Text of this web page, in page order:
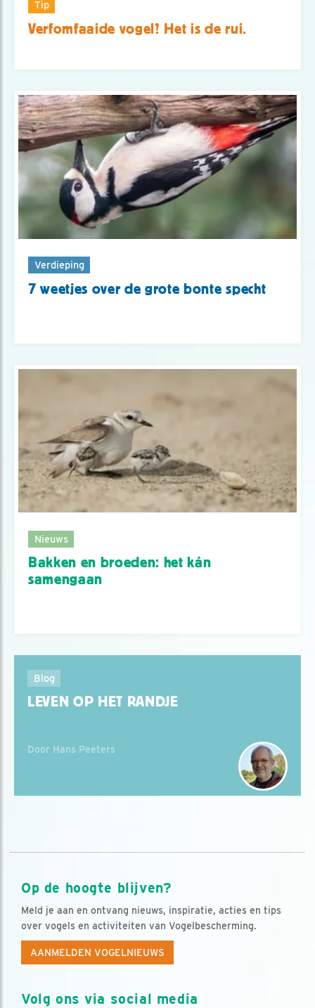
Tip
Verfomfaaide vogel? Het is de rui.
Verdieping
7 weetjes over de grote bonte specht
Nieuws
Bakken en broeden: het kán
samengaan
Blog
LEVEN OP HET RANDJE
Door Hans Peeters
Op de hoogte blijven?
Meld je aan en ontvang nieuws, inspiratie, acties en tips
over vogels en activiteiten van Vogelbescherming.
AANMELDEN VOGELNIEUWS
Volg ons via social media